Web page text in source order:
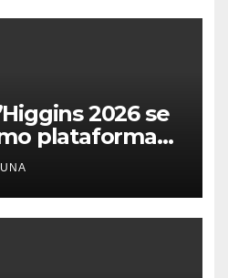
2026 se
plataforma
regional